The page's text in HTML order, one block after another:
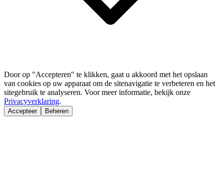
Door op "Accepteren" te klikken, gaat u akkoord met het opslaan
van cookies op uw apparaat om de sitenavigatie te verbeteren en het
sitegebruik te analyseren. Voor meer informatie, bekijk onze
Privacyverklaring.
Accepteer Beheren